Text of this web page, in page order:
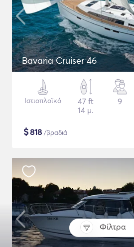
Φίλτρα
Bavaria Cruiser 46
Ιστιοπλοϊκό
47 ft
14 μ.
9
$818 /βραδιά